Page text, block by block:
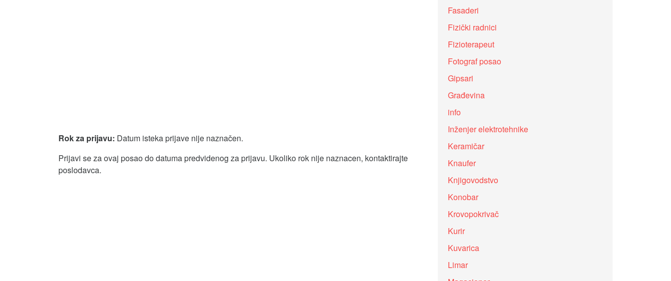
Rok za prijavu: Datum isteka prijave nije naznačen.
Prijavi se za ovaj posao do datuma predvidenog za prijavu. Ukoliko rok nije naznacen, kontaktirajte
poslodavca.
Fasaderi
Fizički radnici
Fizioterapeut
Fotograf posao
Gipsari
Građevina
info
Inženjer elektrotehnike
Keramičar
Knaufer
Knjigovodstvo
Konobar
Krovopokrivač
Kurir
Kuvarica
Limar